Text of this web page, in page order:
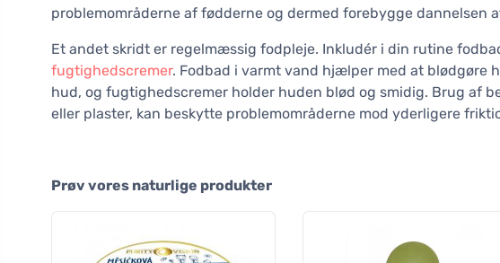
problemområderne af fødderne og dermed forebygge dannelsen
Et andet skridt er regelmæssig fodpleje. Inkludér i din rutine
fugtighedscremer. Fodbad i varmt vand hjælper med at blødgøre
hud, og fugtighedscremer holder huden blød og smidig. Brug af
eller plaster, kan beskytte problemområderne mod yderligere
Prøv vores naturlige produkter